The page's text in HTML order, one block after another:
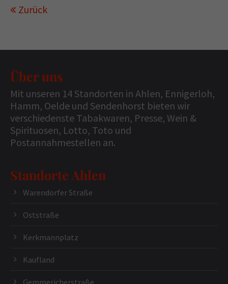
Zurück
Über uns
Mit unseren 14 Standorten in Ahlen, Ennigerloh,
Hamm, Oelde und Sendenhorst bieten wir
verschiedenste Tabakwaren, Presse, Wein &
Spirituosen, Lotto, Toto und
Postannahmestellen an.
Standorte Ahlen
Warendorfer Straße
Oststraße
Kerkmannplatz
Kaufland
Gemmericherstraße